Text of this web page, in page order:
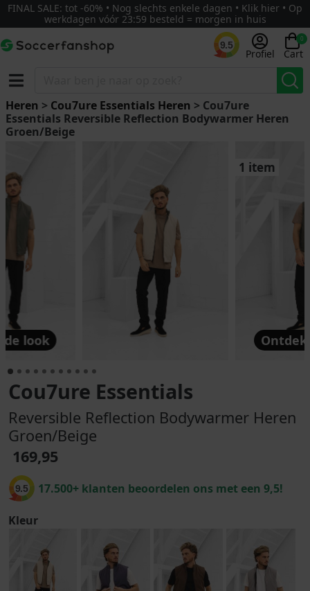
FINAL SALE: tot -60% • Nog slechts enkele dagen • Klik hier • Op
werkdagen vóór 23:59 besteld = morgen in huis
9.5
Profiel
0
Cart
Heren > Cou7ure Essentials Heren > Cou7ure
Essentials Reversible Reflection Bodywarmer Heren
Groen/Beige
de look
1 item
Cou7ure Essentials
Reversible Reflection Bodywarmer Heren
Groen/Beige
169,95
9.5 17.500+ klanten beoordelen ons met een 9,5!
Kleur